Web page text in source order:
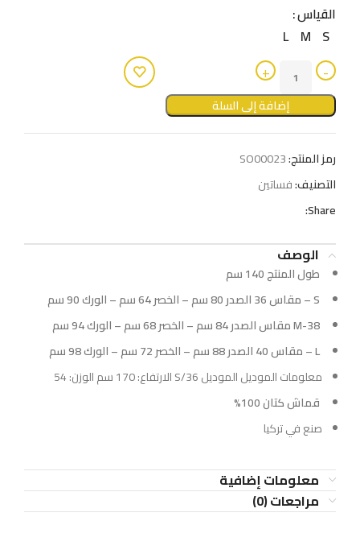
القياس
S
M
L
إضافة إلى السلة
رمز المنتج:SO00023
التصنيف:فساتين
Share:
الوصف
طول المنتج 140 سم
S – مقاس 36 الصدر 80 سم – الخصر 64 سم – الورك 90 سم
M-38 مقاس الصدر 84 سم – الخصر 68 سم – الورك 94 سم
L – مقاس 40 الصدر 88 سم – الخصر 72 سم – الورك 98 سم
معلومات الموديل الموديل 36/S الارتفاع: 170 سم الوزن: 54
قماش كتان 100%
صنع في تركيا
معلومات إضافية
مراجعات (0)